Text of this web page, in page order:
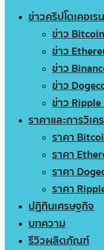
ข่าวคริปโตเคอเร
ข่าว Bitcoin
ข่าว
ข่าว
ข่าว
ข่าว Ripple
ราคาและการวิเค
ราคา
ราคา
ราคา
ราคา
ปฏิทินเศรษฐกิจ
บทความ
รีวิวผลิตภัณฑ์